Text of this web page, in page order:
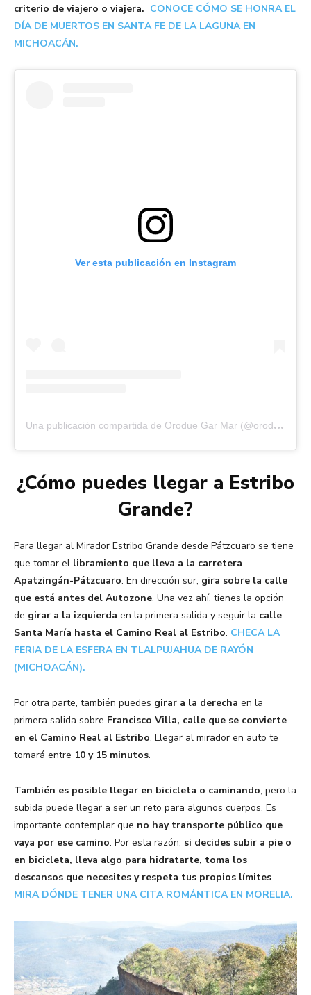
criterio de viajero o viajera. CONOCE CÓMO SE HONRA EL
DÍA DE MUERTOS EN SANTA FE DE LA LAGUNA EN
MICHOACÁN.
Ver esta publicación en Instagram
U
na publicación compartida de Orodue Gar Mar (@oroduegarmar)
¿Cómo puedes llegar a Estribo
Grande?
Para llegar al Mirador Estribo Grande desde Pátzcuaro se tiene
que tomar el libramiento que lleva a la carretera
Apatzingán-Pátzcuaro. En dirección sur, gira sobre la calle
que está antes del Autozone. Una vez ahí, tienes la opción
de girar a la izquierda en la primera salida y seguir la calle
Santa María hasta el Camino Real al Estribo. CHECA LA
FERIA DE LA ESFERA EN TLALPUJAHUA DE RAYÓN
(MICHOACÁN).
Por otra parte, también puedes girar a la derecha en la
primera salida sobre Francisco Villa, calle que se convierte
en el Camino Real al Estribo. Llegar al mirador en auto te
tomará entre 10 y 15 minutos.
También es posible llegar en bicicleta o caminando, pero la
subida puede llegar a ser un reto para algunos cuerpos. Es
importante contemplar que no hay transporte público que
vaya por ese camino. Por esta razón, si decides subir a pie o
en bicicleta, lleva algo para hidratarte, toma los
descansos que necesites y respeta tus propios límites.
MIRA DÓNDE TENER UNA CITA ROMÁNTICA EN MORELIA.